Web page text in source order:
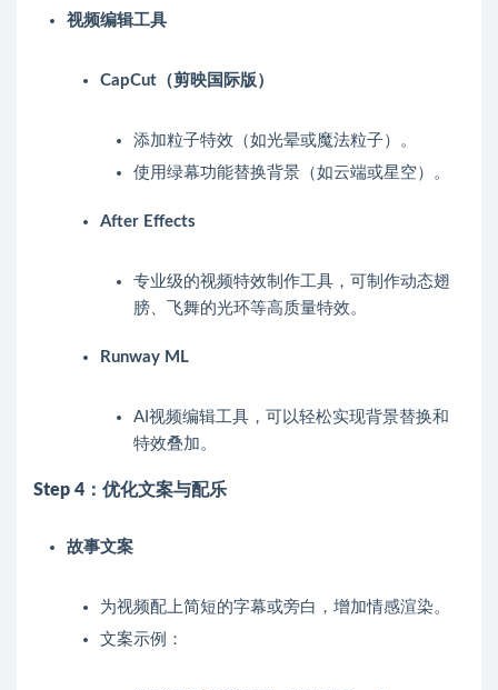
视频编辑工具
CapCut（剪映国际版）
添加粒子特效（如光晕或魔法粒子）。
使用绿幕功能替换背景（如云端或星空）。
After Effects
专业级的视频特效制作工具，可制作动态翅
膀、飞舞的光环等高质量特效。
Runway ML
AI视频编辑工具，可以轻松实现背景替换和
特效叠加。
Step 4：优化文案与配乐
故事文案
为视频配上简短的字幕或旁白，增加情感渲染。
文案示例：